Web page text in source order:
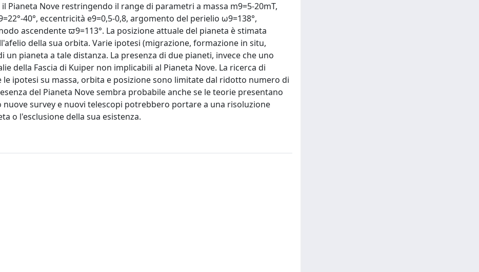
Nove restringendo il range di parametri a massa m9=5-20mT,
40°, eccentricità e9=0,5-0,8, argomento del perielio ω9=138°,
ascendente ϖ9=113°. La posizione attuale del pianeta è stimata
della sua orbita. Varie ipotesi (migrazione, formazione in situ,
pianeta a tale distanza. La presenza di due pianeti, invece che uno
della Fascia di Kuiper non implicabili al Pianeta Nove. La ricerca di
ipotesi su massa, orbita e posizione sono limitate dal ridotto numero di
del Pianeta Nove sembra probabile anche se le teorie presentano
survey e nuovi telescopi potrebbero portare a una risoluzione
o l'esclusione della sua esistenza.